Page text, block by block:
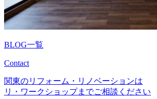
BLOG一覧
Contact
関東のリフォーム・リノベーションは
リ・ワークショップまでご相談ください